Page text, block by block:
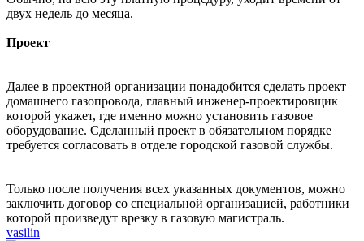
двух недель до месяца.
Проект
Далее в проектной организации понадобится сделать проект
домашнего газопровода, главный инженер-проектировщик
которой укажет, где именно можно установить газовое
оборудование. Сделанный проект в обязательном порядке
требуется согласовать в отделе городской газовой службы.
Только после получения всех указанных документов, можно
заключить договор со специальной организацией, работники
которой произведут врезку в газовую магистраль.
vasilin